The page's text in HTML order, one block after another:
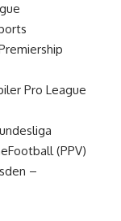
Pro League
(PPV)
–